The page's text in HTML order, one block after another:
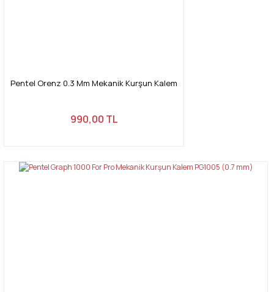
Pentel Orenz 0.3 Mm Mekanik Kurşun Kalem
990,00 TL